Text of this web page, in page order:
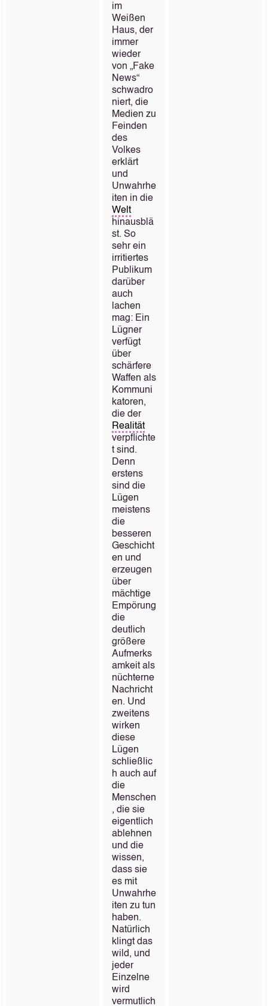
im
Weißen
Haus, der
immer
wieder
von „Fake
News“
schwadro
niert, die
Medien zu
Feinden
des
Volkes
erklärt
und
Unwahrhe
iten in die
Welt
hinausblä
st. So
sehr ein
irritiertes
Publikum
darüber
auch
lachen
mag: Ein
Lügner
verfügt
über
schärfere
Waffen als
Kommuni
katoren,
die der
Realität
verpflichte
t sind.
Denn
erstens
sind die
Lügen
meistens
die
besseren
Geschicht
en und
erzeugen
über
mächtige
Empörung
die
deutlich
größere
Aufmerks
amkeit als
nüchterne
Nachricht
en. Und
zweitens
wirken
diese
Lügen
schließlic
h auch auf
die
Menschen
, die sie
eigentlich
ablehnen
und die
wissen,
dass sie
es mit
Unwahrhe
iten zu tun
haben.
Natürlich
klingt das
wild, und
jeder
Einzelne
wird
vermutlich